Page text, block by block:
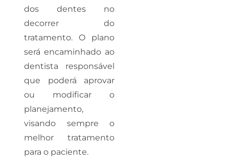
dos dentes no
decorrer do
tratamento. O plano
será encaminhado ao
dentista responsável
que poderá aprovar
ou modificar o
planejamento,
visando sempre o
melhor tratamento
para o paciente.